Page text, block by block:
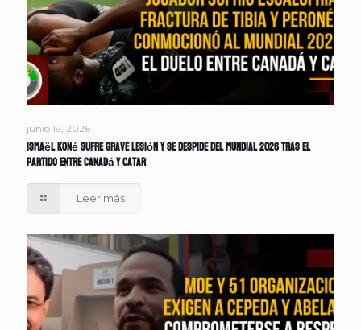
junio 19, 2026
Ismaël Koné sufre grave lesión y se despide del Mundial 2026 tras el
partido entre Canadá y Catar
Leer más